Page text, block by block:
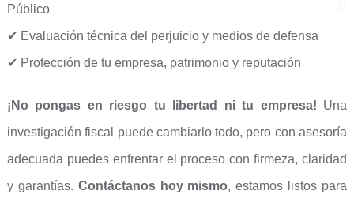
Público
✔ Evaluación técnica del perjuicio y medios de defensa
✔ Protección de tu empresa, patrimonio y reputación
¡No pongas en riesgo tu libertad ni tu empresa! Una
investigación fiscal puede cambiarlo todo, pero con asesoría
adecuada puedes enfrentar el proceso con firmeza, claridad
y garantías. Contáctanos hoy mismo, estamos listos para